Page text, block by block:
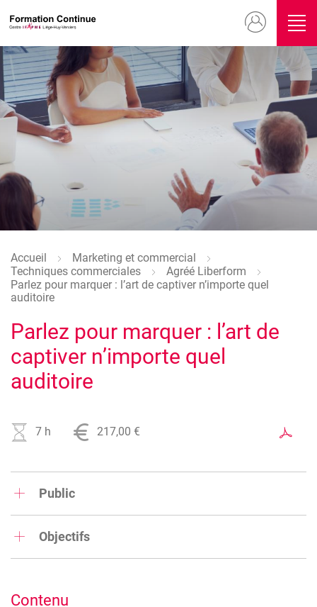
au
contenu
principal
Menu
du
compte
de
l'utilisateur
Image
Image
Fil
d'Ariane
Accueil
Marketing et commercial
Techniques commerciales
Agréé Liberform
Parlez pour marquer : l’art de captiver n’importe quel
auditoire
Parlez pour marquer : l’art de
captiver n’importe quel
auditoire
7 h 217,00 €
Public
professionnels amenés à prendre la parole en public
Objectifs
Contenu